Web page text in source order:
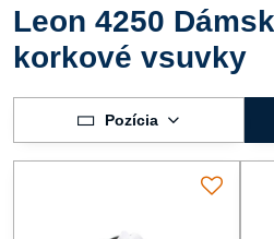
Leon 4250
korkové vsuvky
Pozícia